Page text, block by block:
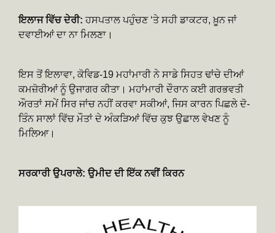
ਇਲਾਜ ਵਿੱਚ ਦੇਰੀ: ਹਸਪਤਾਲ ਪਹੁੰਚਣ ‘ਤੇ ਸਹੀ ਡਾਕਟਰ, ਖ਼ੂਨ ਜਾਂ
ਦਵਾਈਆਂ ਦਾ ਨਾ ਮਿਲਣਾ।
ਇਸ ਤੋਂ ਇਲਾਵਾ, ਕੋਵਿਡ-19 ਮਹਾਂਮਾਰੀ ਨੇ ਸਾਡੇ ਸਿਹਤ ਢਾਂਚੇ ਦੀਆਂ
ਕਮਜ਼ੋਰੀਆਂ ਨੂੰ ਉਜਾਗਰ ਕੀਤਾ। ਮਹਾਂਮਾਰੀ ਦੌਰਾਨ ਕਈ ਗਰਭਵਤੀ
ਔਰਤਾਂ ਸਮੇਂ ਸਿਰ ਜਾਂਚ ਨਹੀਂ ਕਰਵਾ ਸਕੀਆਂ, ਜਿਸ ਕਾਰਨ ਪਿਛਲੇ ਦੋ-
ਤਿੰਨ ਸਾਲਾਂ ਵਿੱਚ ਮੌਤਾਂ ਦੇ ਅੰਕੜਿਆਂ ਵਿੱਚ ਕੁਝ ਉਛਾਲ ਵੇਖਣ ਨੂੰ
ਮਿਲਿਆ।
ਸਰਕਾਰੀ ਉਪਰਾਲੇ: ਉਮੀਦ ਦੀ ਇੱਕ ਨਵੀਂ ਕਿਰਨ